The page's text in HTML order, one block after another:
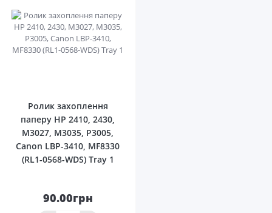
Ролик захоплення
паперу HP 2410, 2430,
M3027, M3035, P3005,
Canon LBP-3410, MF8330
(RL1-0568-WDS) Tray 1
90.00грн